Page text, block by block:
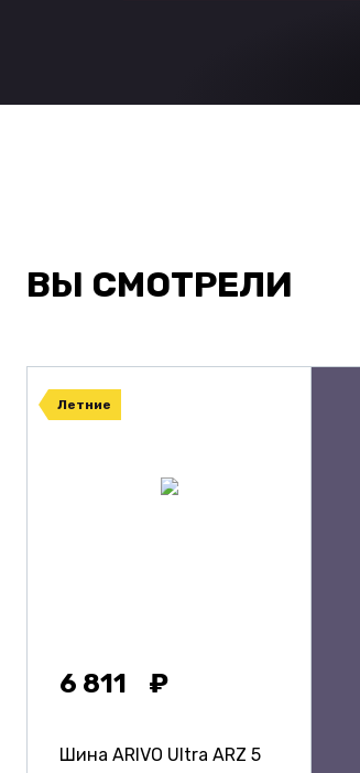
ВЫ СМОТРЕЛИ
Летние
6 811
Шина ARIVO Ultra ARZ 5